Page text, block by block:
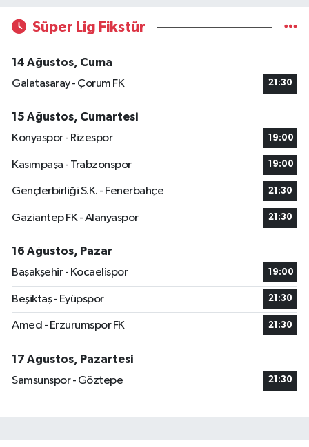
Süper Lig Fikstür
14 Ağustos, Cuma
Galatasaray - Çorum FK
21:30
15 Ağustos, Cumartesi
Konyaspor - Rizespor
19:00
Kasımpaşa - Trabzonspor 19:00
Gençlerbirliği S.K. - Fenerbahçe 21:30
Gaziantep FK - Alanyaspor 21:30
16 Ağustos, Pazar
Başakşehir - Kocaelispor
19:00
Beşiktaş - Eyüpspor 21:30
Amed - Erzurumspor FK 21:30
17 Ağustos, Pazartesi
Samsunspor - Göztepe
21:30